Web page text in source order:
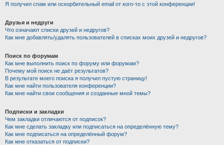
Я получил спам или оскорбительный email от кого-то с этой конференции!
Друзья и недруги
Что означают списки друзей и недругов?
Как мне добавлять/удалять пользователей в списках моих друзей и недругов?
Поиск по форумам
Как мне выполнить поиск по форуму или форумам?
Почему мой поиск не даёт результатов?
В результате моего поиска я получил пустую страницу!
Как мне найти пользователя конференции?
Как мне найти свои сообщения и созданные мной темы?
Подписки и закладки
Чем закладки отличаются от подписок?
Как мне сделать закладку или подписаться на определённую тему?
Как мне подписаться на определённый форум?
Как мне отказаться от подписки?